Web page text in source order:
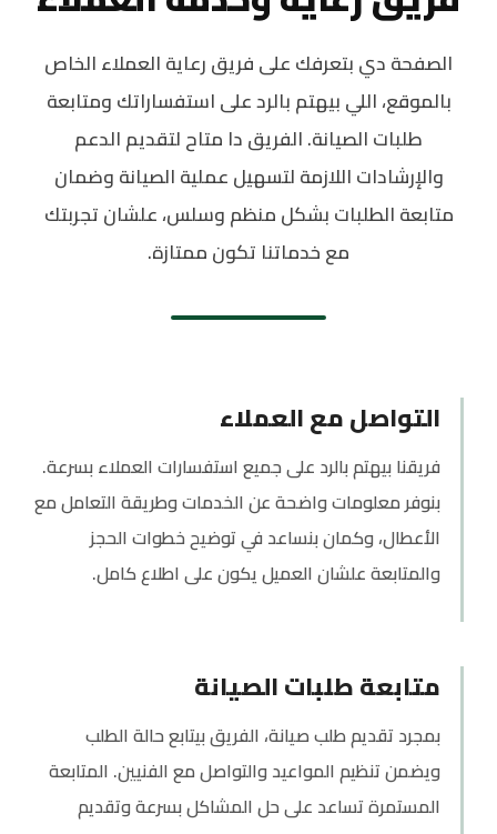
الصفحة دي بتعرفك على فريق رعاية العملاء الخاص
بالموقع، اللي بيهتم بالرد على استفساراتك ومتابعة
طلبات الصيانة. الفريق دا متاح لتقديم الدعم
والإرشادات اللازمة لتسهيل عملية الصيانة وضمان
متابعة الطلبات بشكل منظم وسلس، علشان تجربتك
مع خدماتنا تكون ممتازة.
التواصل مع العملاء
فريقنا بيهتم بالرد على جميع استفسارات العملاء بسرعة.
بنوفر معلومات واضحة عن الخدمات وطريقة التعامل مع
الأعطال، وكمان بنساعد في توضيح خطوات الحجز
والمتابعة علشان العميل يكون على اطلاع كامل.
متابعة طلبات الصيانة
بمجرد تقديم طلب صيانة، الفريق بيتابع حالة الطلب
ويضمن تنظيم المواعيد والتواصل مع الفنيين. المتابعة
المستمرة تساعد على حل المشاكل بسرعة وتقديم